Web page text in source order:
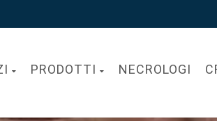
PRODOTTI NECROLOGI